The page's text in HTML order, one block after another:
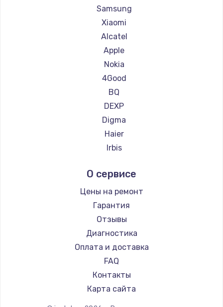
Ремонт планшетов HP
Ремонт планшетов Getac
Ремонт планшетов ZTE
Ремонт планшетов Google
Ремонт планшетов Navitel
Ремонт планшетов Teclast
Ремонт планшетов CHUWI
Samsung
Xiaomi
Alcatel
Apple
Nokia
4Good
BQ
DEXP
Digma
Haier
Irbis
Microsoft
BlackView
Amazon
Aquarius
Philips
Dell
HP
Getac
ZTE
О сервисе
Цены на ремонт
Гарантия
Отзывы
Диагностика
Оплата и доставка
FAQ
Контакты
Карта сайта